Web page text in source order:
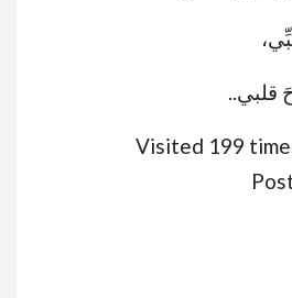
قلبي..
Visited 199